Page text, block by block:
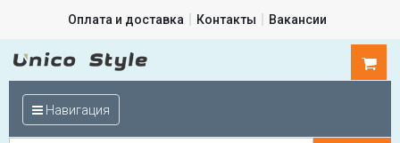
Оплата и доставка Контакты Вакансии
Навигация